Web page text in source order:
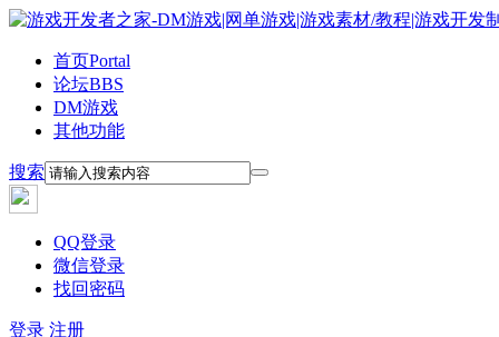
首页Portal
论坛BBS
DM游戏
其他功能
搜索
QQ登录
微信登录
找回密码
登录 注册